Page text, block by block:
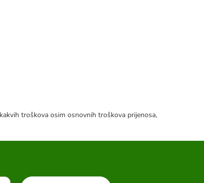
troškova osim osnovnih troškova prijenosa,